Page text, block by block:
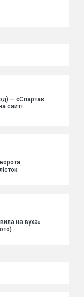
— «Спартак
сайті
на вуха»